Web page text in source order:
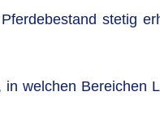
stetig
welchen